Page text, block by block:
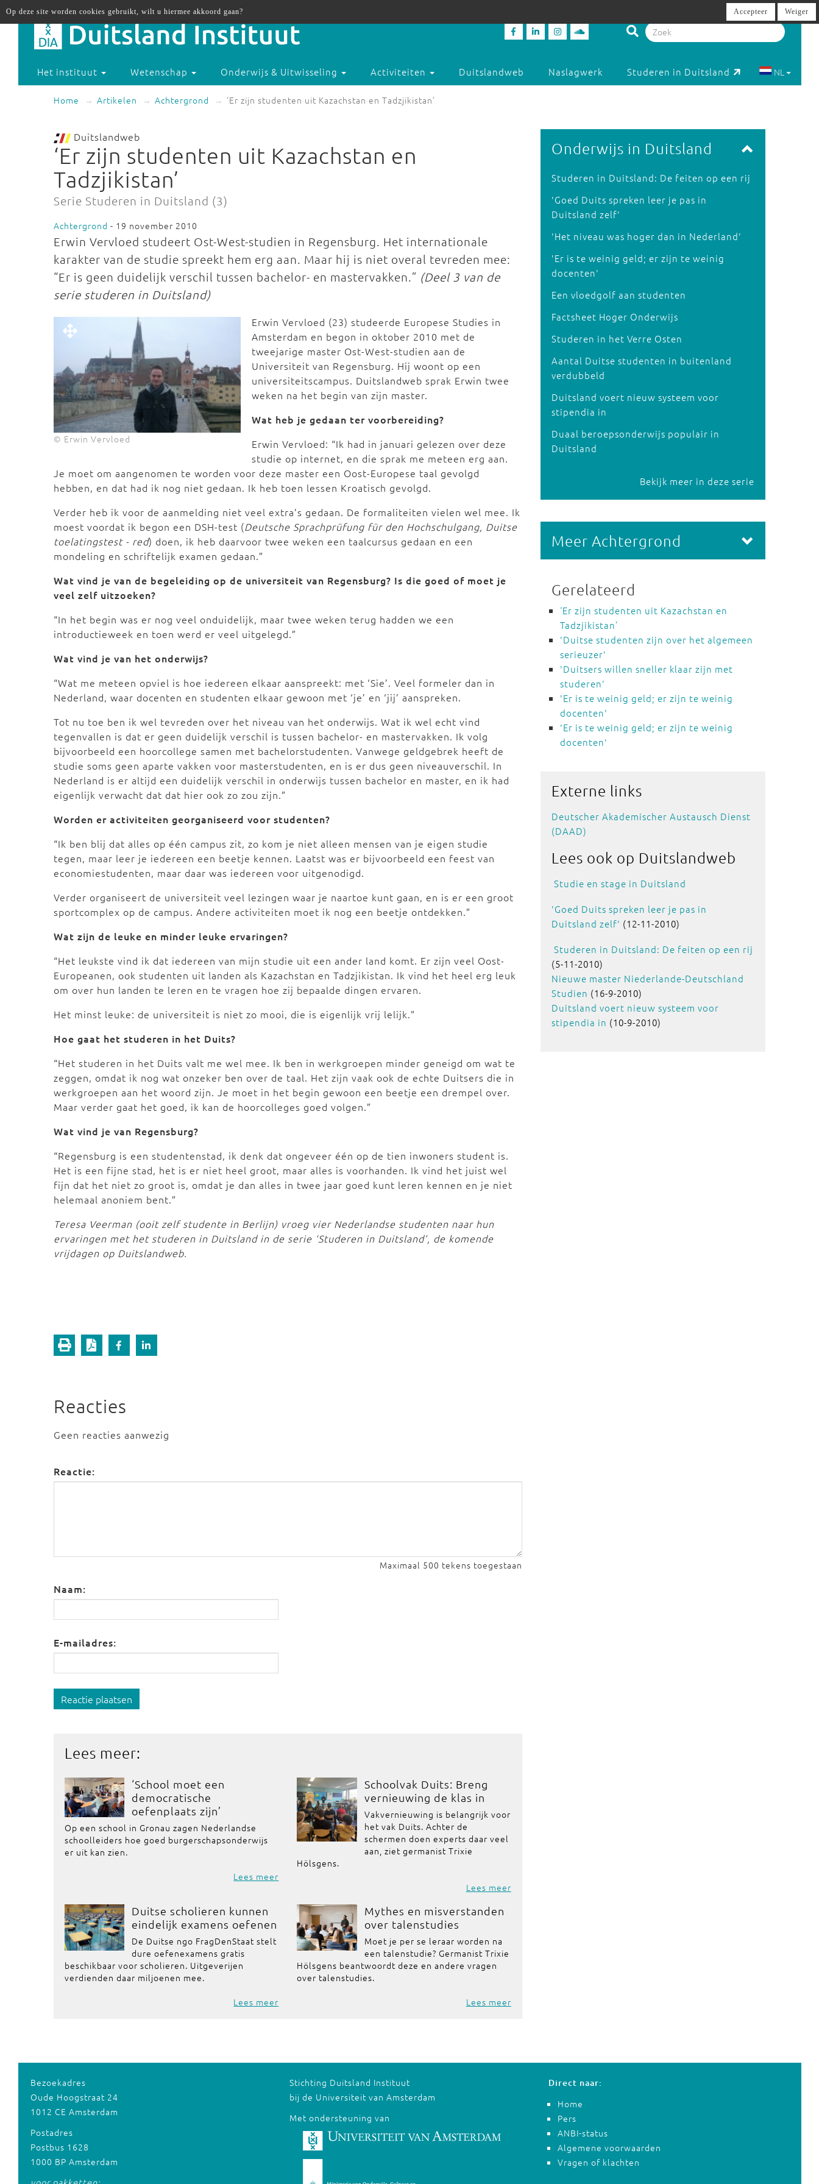
Het instituut Wetenschap Onderwijs & Uitwisseling Activiteiten Duitslandweb Naslagwerk Studeren in Duitsland NL
Home Artikelen Achtergrond ‘Er zijn studenten uit Kazachstan en Tadzjikistan’
Duitslandweb
‘Er zijn studenten uit Kazachstan en
Tadzjikistan’
Serie Studeren in Duitsland (3)
Achtergrond - 19 november 2010
Erwin Vervloed studeert Ost-West-studien in Regensburg. Het internationale
karakter van de studie spreekt hem erg aan. Maar hij is niet overal tevreden mee:
“Er is geen duidelijk verschil tussen bachelor- en mastervakken.” (Deel 3 van de
serie studeren in Duitsland)
© Erwin Vervloed
Erwin Vervloed (23) studeerde Europese Studies in
Amsterdam en begon in oktober 2010 met de
tweejarige master Ost-West-studien aan de
Universiteit van Regensburg. Hij woont op een
universiteitscampus. Duitslandweb sprak Erwin twee
weken na het begin van zijn master.
Wat heb je gedaan ter voorbereiding?
Erwin Vervloed: “Ik had in januari gelezen over deze
studie op internet, en die sprak me meteen erg aan.
Je moet om aangenomen te worden voor deze master een Oost-Europese taal gevolgd
hebben, en dat had ik nog niet gedaan. Ik heb toen lessen Kroatisch gevolgd.
Verder heb ik voor de aanmelding niet veel extra’s gedaan. De formaliteiten vielen wel mee. Ik
moest voordat ik begon een DSH-test (Deutsche Sprachprüfung für den Hochschulgang, Duitse
toelatingstest - red) doen, ik heb daarvoor twee weken een taalcursus gedaan en een
mondeling en schriftelijk examen gedaan.”
Wat vind je van de begeleiding op de universiteit van Regensburg? Is die goed of moet je
veel zelf uitzoeken?
“In het begin was er nog veel onduidelijk, maar twee weken terug hadden we een
introductieweek en toen werd er veel uitgelegd.”
Wat vind je van het onderwijs?
“Wat me meteen opviel is hoe iedereen elkaar aanspreekt: met ‘Sie’. Veel formeler dan in
Nederland, waar docenten en studenten elkaar gewoon met ‘je’ en ‘jij’ aanspreken.
Tot nu toe ben ik wel tevreden over het niveau van het onderwijs. Wat ik wel echt vind
tegenvallen is dat er geen duidelijk verschil is tussen bachelor- en mastervakken. Ik volg
bijvoorbeeld een hoorcollege samen met bachelorstudenten. Vanwege geldgebrek heeft de
studie soms geen aparte vakken voor masterstudenten, en is er dus geen niveauverschil. In
Nederland is er altijd een duidelijk verschil in onderwijs tussen bachelor en master, en ik had
eigenlijk verwacht dat dat hier ook zo zou zijn.”
Worden er activiteiten georganiseerd voor studenten?
“Ik ben blij dat alles op één campus zit, zo kom je niet alleen mensen van je eigen studie
tegen, maar leer je iedereen een beetje kennen. Laatst was er bijvoorbeeld een feest van
economiestudenten, maar daar was iedereen voor uitgenodigd.
Verder organiseert de universiteit veel lezingen waar je naartoe kunt gaan, en is er een groot
sportcomplex op de campus. Andere activiteiten moet ik nog een beetje ontdekken.”
Wat zijn de leuke en minder leuke ervaringen?
“Het leukste vind ik dat iedereen van mijn studie uit een ander land komt. Er zijn veel Oost-
Europeanen, ook studenten uit landen als Kazachstan en Tadzjikistan. Ik vind het heel erg leuk
om over hun landen te leren en te vragen hoe zij bepaalde dingen ervaren.
Het minst leuke: de universiteit is niet zo mooi, die is eigenlijk vrij lelijk.”
Hoe gaat het studeren in het Duits?
“Het studeren in het Duits valt me wel mee. Ik ben in werkgroepen minder geneigd om wat te
zeggen, omdat ik nog wat onzeker ben over de taal. Het zijn vaak ook de echte Duitsers die in
werkgroepen aan het woord zijn. Je moet in het begin gewoon een beetje een drempel over.
Maar verder gaat het goed, ik kan de hoorcolleges goed volgen.”
Wat vind je van Regensburg?
“Regensburg is een studentenstad, ik denk dat ongeveer één op de tien inwoners student is.
Het is een fijne stad, het is er niet heel groot, maar alles is voorhanden. Ik vind het juist wel
fijn dat het niet zo groot is, omdat je dan alles in twee jaar goed kunt leren kennen en je niet
helemaal anoniem bent.”
Teresa Veerman (ooit zelf studente in Berlijn) vroeg vier Nederlandse studenten naar hun
ervaringen met het studeren in Duitsland in de serie ‘Studeren in Duitsland’, de komende
vrijdagen op Duitslandweb.
Reacties
Geen reacties aanwezig
Reactie:
Maximaal 500 tekens toegestaan
Naam:
E-mailadres:
Reactie plaatsen
Lees meer:
‘School moet een
democratische
oefenplaats zijn’
Op een school in Gronau zagen Nederlandse
schoolleiders hoe goed burgerschapsonderwijs
er uit kan zien.
Lees meer
Schoolvak Duits: Breng
vernieuwing de klas in
Vakvernieuwing is belangrijk voor
het vak Duits. Achter de
schermen doen experts daar veel
aan, ziet germanist Trixie
Hölsgens.
Lees meer
Duitse scholieren kunnen
eindelijk examens oefenen
De Duitse ngo FragDenStaat stelt
dure oefenexamens gratis
beschikbaar voor scholieren. Uitgeverijen
verdienden daar miljoenen mee.
Lees meer
Mythes en misverstanden
over talenstudies
Moet je per se leraar worden na
een talenstudie? Germanist Trixie
Hölsgens beantwoordt deze en andere vragen
over talenstudies.
Lees meer
Onderwijs in Duitsland
Studeren in Duitsland: De feiten op een rij
'Goed Duits spreken leer je pas in
Duitsland zelf'
'Het niveau was hoger dan in Nederland'
'Er is te weinig geld; er zijn te weinig
docenten'
Een vloedgolf aan studenten
Factsheet Hoger Onderwijs
Studeren in het Verre Osten
Aantal Duitse studenten in buitenland
verdubbeld
Duitsland voert nieuw systeem voor
stipendia in
Duaal beroepsonderwijs populair in
Duitsland
Bekijk meer in deze serie
Meer Achtergrond
Gerelateerd
‘Er zijn studenten uit Kazachstan en
Tadzjikistan’
'Duitse studenten zijn over het algemeen
serieuzer'
'Duitsers willen sneller klaar zijn met
studeren'
'Er is te weinig geld; er zijn te weinig
docenten'
'Er is te weinig geld; er zijn te weinig
docenten'
Externe links
Deutscher Akademischer Austausch Dienst
(DAAD)
Lees ook op Duitslandweb
Studie en stage in Duitsland
'Goed Duits spreken leer je pas in
Duitsland zelf' (12-11-2010)
Studeren in Duitsland: De feiten op een rij
(5-11-2010)
Nieuwe master Niederlande-Deutschland
Studien (16-9-2010)
Duitsland voert nieuw systeem voor
stipendia in (10-9-2010)
Bezoekadres
Oude Hoogstraat 24
1012 CE Amsterdam
Postadres
Postbus 1628
1000 BP Amsterdam
Stichting Duitsland Instituut
bij de Universiteit van Amsterdam
Met ondersteuning van
Direct naar:
Home
Pers
ANBI-status
Algemene voorwaarden
Vragen of klachten
Op deze site worden cookies gebruikt, wilt u hiermee akkoord gaan? Accepteer Weiger